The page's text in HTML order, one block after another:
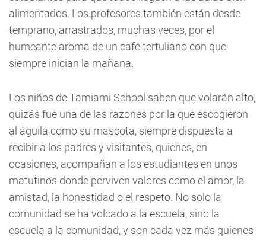
alimentados. Los profesores también están desde
temprano, arrastrados, muchas veces, por el
humeante aroma de un café tertuliano con que
siempre inician la mañana.
Los niños de Tamiami School saben que volarán alto,
quizás fue una de las razones por la que escogieron
al águila como su mascota, siempre dispuesta a
recibir a los padres y visitantes, quienes, en
ocasiones, acompañan a los estudiantes en unos
matutinos donde perviven valores como el amor, la
amistad, la honestidad o el respeto. No solo la
comunidad se ha volcado a la escuela, sino la
escuela a la comunidad, y son cada vez más quienes